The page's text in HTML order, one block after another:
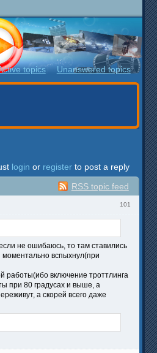
topics Unanswered topics
login or register to post a reply
RSS topic feed
101
не ошибаюсь, то там ставились
моментально вспыхнул(при
работы(ибо включение троттлинга
при 80 градусах и выше, а
а скорей всего даже